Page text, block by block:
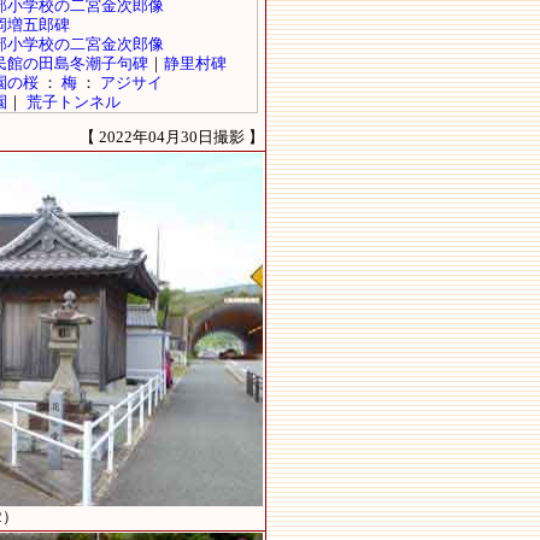
【 2022年04月30日撮影 】